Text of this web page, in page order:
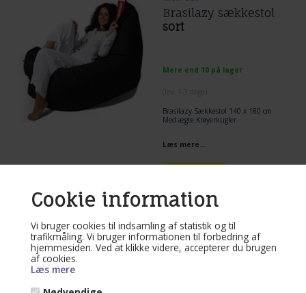
Cookie information
Vi bruger cookies til indsamling af statistik og til
trafikmåling. Vi bruger informationen til forbedring af
hjemmesiden. Ved at klikke videre, accepterer du brugen
af cookies.
Læs mere
Brasilazy sækkestol
sort
Mere end 10 på lager
Brasilazy Sækkestol 140 x 180 cm
Med ægte Krøyerkugler
- det er et enestående tilbud netop
Læs mere...
Varenr. BZY75
Brasilazy Sækkestol